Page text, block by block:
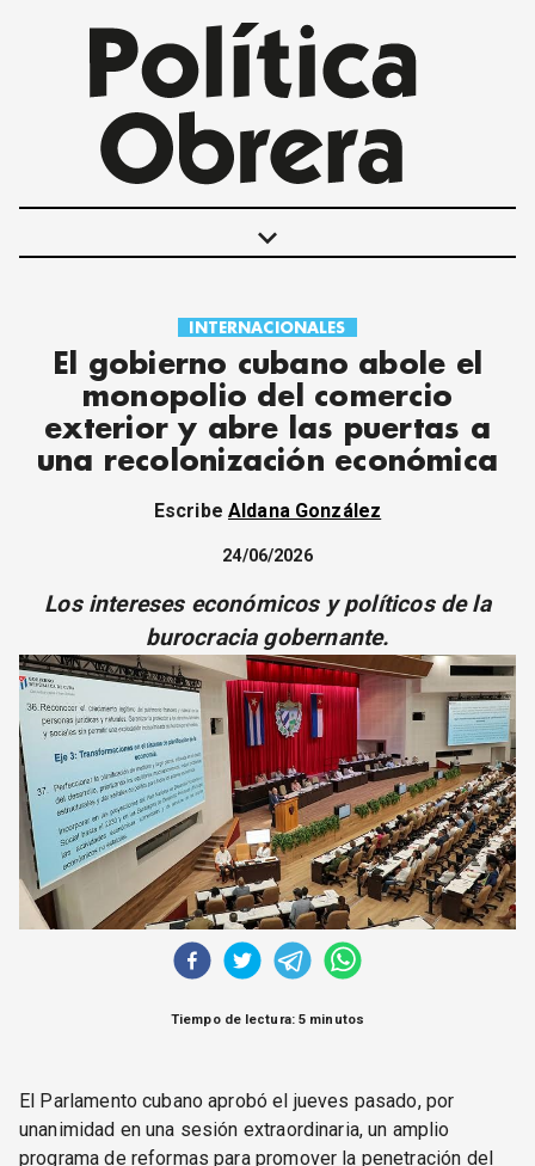
keyboard_arrow_down
POLÍTICAS
INTERNACIONALES
MOVIMIENTO OBRERO
MUJER
ECONOMÍA
JUVENTUD
CORREO DE LECTORES
ARCHIVO
DECLARACIONES
OPINIÓN
ALTAMIRA RESPONDE
Política Obrera Revista
CONTACTO
INTERNACIONALES
El gobierno cubano abole el
monopolio del comercio
exterior y abre las puertas a
una recolonización económica
Escribe Aldana González
24/06/2026
Los intereses económicos y políticos de la
burocracia gobernante.
Tiempo de lectura: 5 minutos
El Parlamento cubano aprobó el jueves pasado, por
unanimidad en una sesión extraordinaria, un amplio
programa de reformas para promover la penetración del